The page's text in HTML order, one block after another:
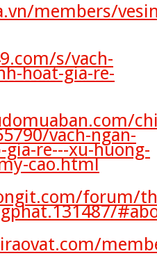
members/
s/vach-
hoat-gia-re-
vach-ngan-
gia-re---xu-huong-
cao.html
forum/